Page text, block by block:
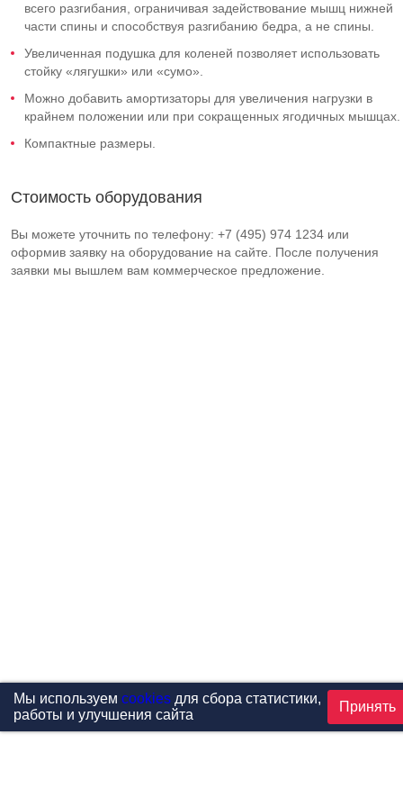
всего разгибания, ограничивая задействование мышц нижней
части спины и способствуя разгибанию бедра, а не спины.
Увеличенная подушка для коленей позволяет использовать
стойку «лягушки» или «сумо».
Можно добавить амортизаторы для увеличения нагрузки в
крайнем положении или при сокращенных ягодичных мышцах.
Компактные размеры.
Стоимость оборудования
Вы можете уточнить по телефону: +7 (495) 974 1234 или
оформив заявку на оборудование на сайте. После получения
заявки мы вышлем вам коммерческое предложение.
Мы используем cookiesдля сбора статистики,
работы и улучшения сайта
Принять